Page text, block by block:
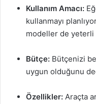
Kullanım Amacı:
kullanmayı
modeller de yeterli
Bütçe: Bütçenizi
uygun olduğunu
Özellikler: Araçta